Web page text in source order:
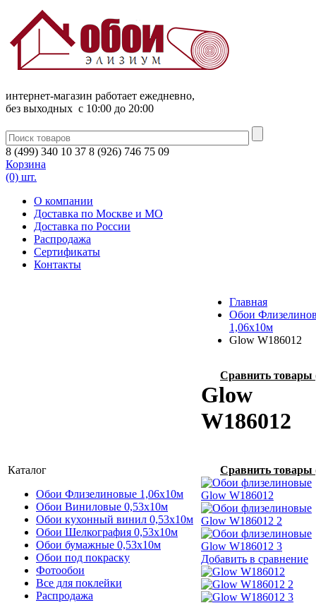
интернет-магазин работает ежедневно,
без выходных c 10:00 до 20:00
8 (499) 340 10 37 8 (926) 746 75 09
Корзина
(0) шт.
О компании
Доставка по Москве и МО
Доставка по России
Распродажа
Сертификаты
Контакты
Каталог
Обои Флизелиновые 1,06х10м
Обои Виниловые 0,53х10м
Обои кухонный винил 0,53х10м
Обои Шелкография 0,53x10м
Обои бумажные 0,53х10м
Обои под покраску
Фотообои
Все для поклейки
Распродажа
Главная
Обои
1,06х10м
Glow W186012
Сравнить товары
Glow
W186012
Сравнить товары
Добавить в сравнение